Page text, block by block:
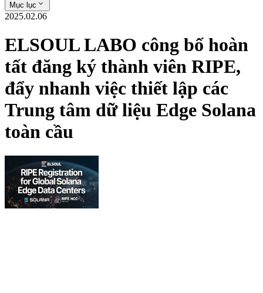
Mục lục
2025.02.06
ELSOUL LABO công bố hoàn
tất đăng ký thành viên RIPE,
đẩy nhanh việc thiết lập các
Trung tâm dữ liệu Edge Solana
toàn cầu